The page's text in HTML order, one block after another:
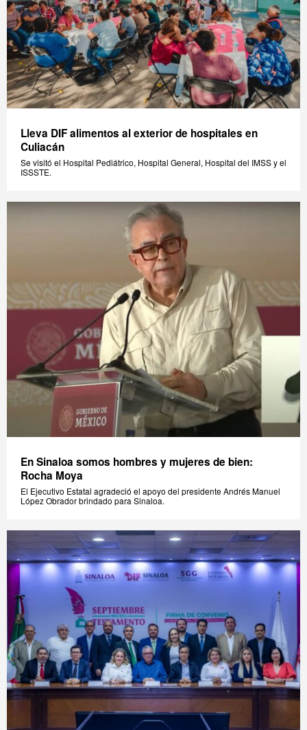
Lleva DIF alimentos al exterior de hospitales en
Culiacán
Se visitó el Hospital Pediátrico, Hospital General, Hospital del IMSS y el
ISSSTE.
En Sinaloa somos hombres y mujeres de bien:
Rocha Moya
El Ejecutivo Estatal agradeció el apoyo del presidente Andrés Manuel
López Obrador brindado para Sinaloa.